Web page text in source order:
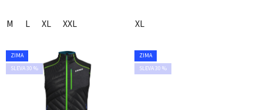
M L XL XXL XL
ZIMA
SLEVA 30 %
ZIMA
SLEVA 30 %